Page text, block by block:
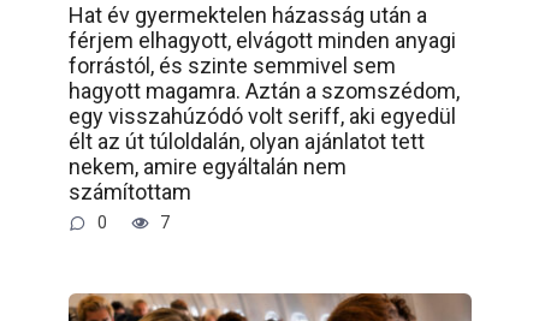
Hat év gyermektelen házasság után a
férjem elhagyott, elvágott minden anyagi
forrástól, és szinte semmivel sem
hagyott magamra. Aztán a szomszédom,
egy visszahúzódó volt seriff, aki egyedül
élt az út túloldalán, olyan ajánlatot tett
nekem, amire egyáltalán nem
számítottam
0 7